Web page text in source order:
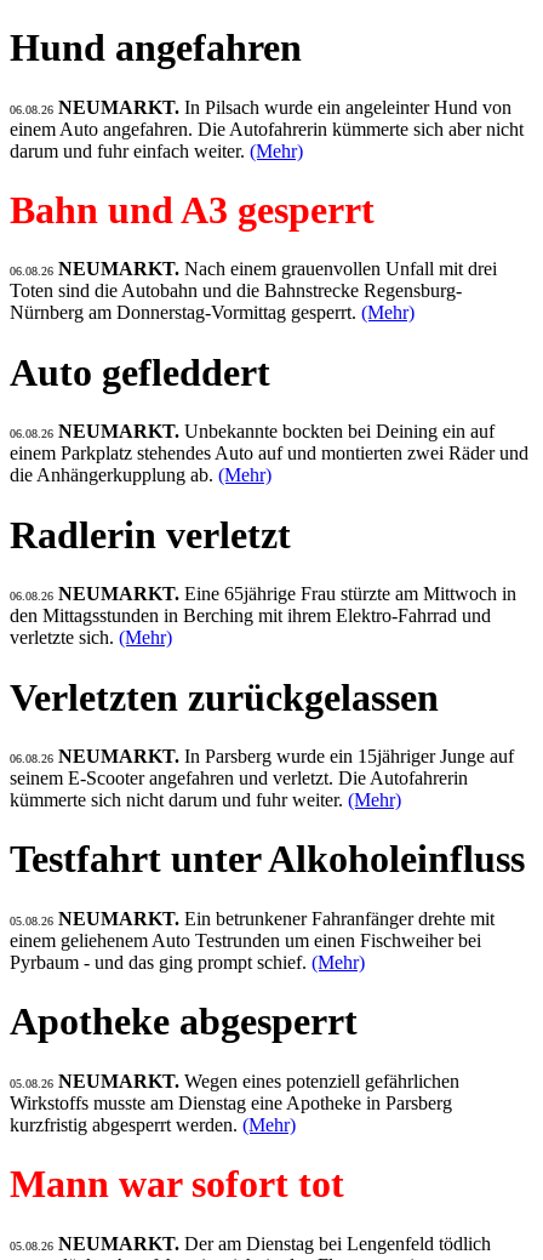
Hund angefahren
06.08.26 NEUMARKT. In Pilsach wurde ein angeleinter Hund von
einem Auto angefahren. Die Autofahrerin kümmerte sich aber nicht
darum und fuhr einfach weiter. (Mehr)
Bahn und A3 gesperrt
06.08.26 NEUMARKT. Nach einem grauenvollen Unfall mit drei
Toten sind die Autobahn und die Bahnstrecke Regensburg-
Nürnberg am Donnerstag-Vormittag gesperrt. (Mehr)
Auto gefleddert
06.08.26 NEUMARKT. Unbekannte bockten bei Deining ein auf
einem Parkplatz stehendes Auto auf und montierten zwei Räder und
die Anhängerkupplung ab. (Mehr)
Radlerin verletzt
06.08.26 NEUMARKT. Eine 65jährige Frau stürzte am Mittwoch in
den Mittagsstunden in Berching mit ihrem Elektro-Fahrrad und
verletzte sich. (Mehr)
Verletzten zurückgelassen
06.08.26 NEUMARKT. In Parsberg wurde ein 15jähriger Junge auf
seinem E-Scooter angefahren und verletzt. Die Autofahrerin
kümmerte sich nicht darum und fuhr weiter. (Mehr)
Testfahrt unter Alkoholeinfluss
05.08.26 NEUMARKT. Ein betrunkener Fahranfänger drehte mit
einem geliehenem Auto Testrunden um einen Fischweiher bei
Pyrbaum - und das ging prompt schief. (Mehr)
Apotheke abgesperrt
05.08.26 NEUMARKT. Wegen eines potenziell gefährlichen
Wirkstoffs musste am Dienstag eine Apotheke in Parsberg
kurzfristig abgesperrt werden. (Mehr)
Mann war sofort tot
05.08.26 NEUMARKT. Der am Dienstag bei Lengenfeld tödlich